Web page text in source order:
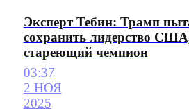
Эксперт Тебин: Трамп
сохранить лидерство
стареющий чемпион
03:37
2 НОЯ
2025